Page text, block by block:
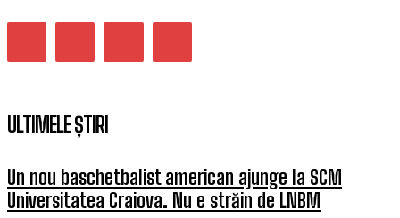
ULTIMELE ȘTIRI
Un nou baschetbalist american ajunge la SCM
Universitatea Craiova. Nu e străin de LNBM